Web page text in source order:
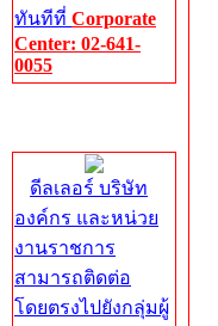
ทันทีที่ Corporate
Center: 02-641-
0055
ดีลเลอร์ บริษัท
องค์กร และหน่วย
งานราชการ
สามารถติดต่อ
โดยตรงไปยังกลุ่มผู้